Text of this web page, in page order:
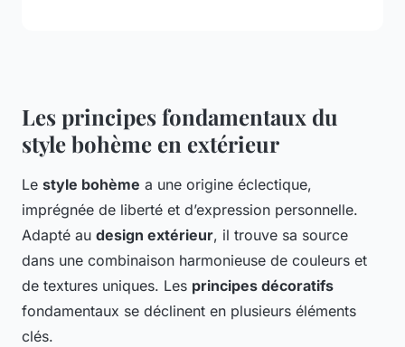
Les principes fondamentaux du
style bohème en extérieur
Le style bohème a une origine éclectique,
imprégnée de liberté et d’expression personnelle.
Adapté au design extérieur, il trouve sa source
dans une combinaison harmonieuse de couleurs et
de textures uniques. Les principes décoratifs
fondamentaux se déclinent en plusieurs éléments
clés.